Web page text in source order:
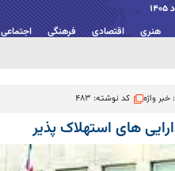
هنری اقتصادی فرهنگی اجتماعی
خبر واژه کد نوشته: 483
های استهلاک پذیر